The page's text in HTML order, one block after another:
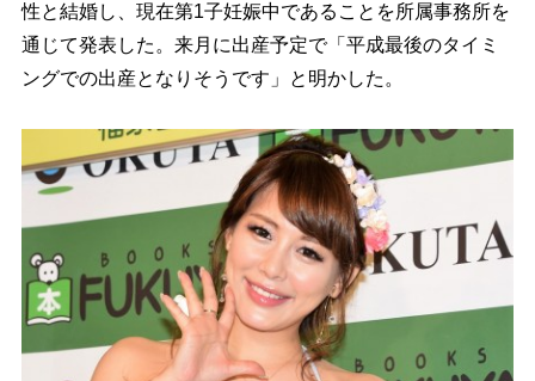
性と結婚し、現在第1子妊娠中であることを所属事務所を
通じて発表した。来月に出産予定で「平成最後のタイミ
ングでの出産となりそうです」と明かした。